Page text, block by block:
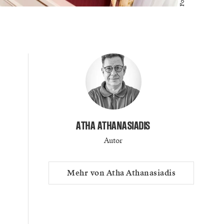
ATHA ATHANASIADIS
Autor
Mehr von Atha Athanasiadis